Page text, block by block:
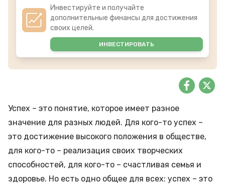
Инвестируйте и получайте
дополнительные финансы для достижения
своих целей.
ИНВЕСТИРОВАТЬ
Успех – это понятие, которое имеет разное
значение для разных людей. Для кого-то успех –
это достижение высокого положения в обществе,
для кого-то – реализация своих творческих
способностей, для кого-то – счастливая семья и
здоровье. Но есть одно общее для всех: успех – это